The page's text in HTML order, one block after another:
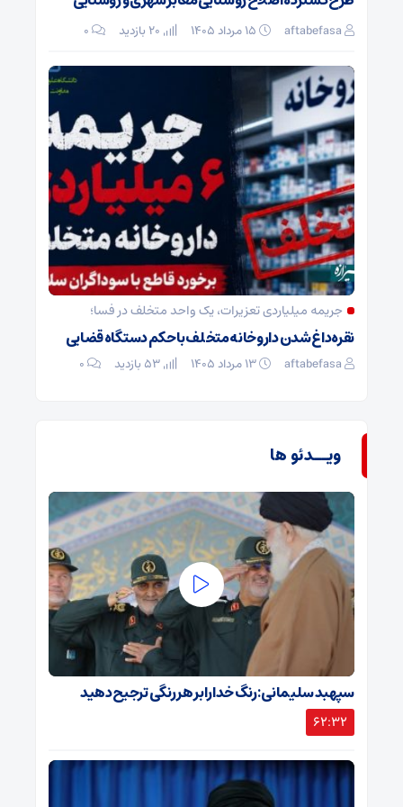
aftabefasa ۰
جریمه میلیاردی تعزیرات، یک واحد متخلف در فسا؛
نقره‌داغ شدن داروخانه متخلف با حکم دستگاه قضایی
aftabefasa ۰
ویــدئو ها
سپهبد سلیمانی: رنگ خدا را بر هر رنگی ترجیح دهید
62:32